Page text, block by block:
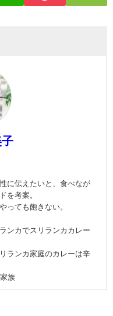
に伝えたいと、食べなが
を考案。
っても飽きない。
ンカでスリランカカレー
ランカ家庭のカレーは辛
族